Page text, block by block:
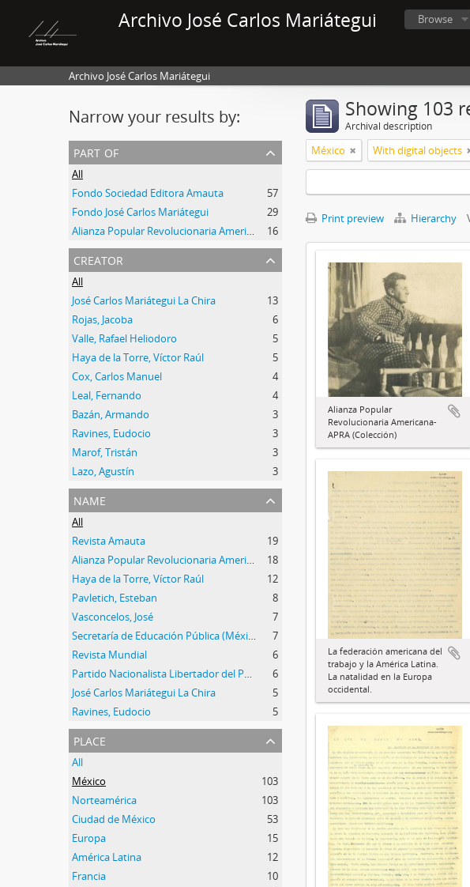
Archivo José Carlos Mariátegui Browse
Archivo José Carlos Mariátegui
Narrow your results by:
part of
All
Fondo Sociedad Editora Amauta
57
Fondo José Carlos Mariátegui
29
Alianza Popular Revolucionaria Americana-APRA (Colección)
16
creator
All
José Carlos Mariátegui La Chira
13
Rojas, Jacoba
6
Valle, Rafael Heliodoro
5
Haya de la Torre, Víctor Raúl
5
Cox, Carlos Manuel
4
Leal, Fernando
4
Bazán, Armando
3
Ravines, Eudocio
3
Marof, Tristán
3
Lazo, Agustín
3
name
All
Revista Amauta
19
Alianza Popular Revolucionaria Americana (APRA)
18
Haya de la Torre, Víctor Raúl
12
Pavletich, Esteban
8
Vasconcelos, José
7
Secretaría de Educación Pública (México)
7
Revista Mundial
6
Partido Nacionalista Libertador del Perú
6
José Carlos Mariátegui La Chira
5
Ravines, Eudocio
5
place
All
México
103
Norteamérica
103
Ciudad de México
53
Europa
15
América Latina
12
Francia
10
Showing 103
Archival description
México With digital objects
Print preview Hierarchy
Alianza Popular
Revolucionaria Americana-
APRA (Colección)
La federación americana del
trabajo y la América Latina.
La natalidad en la Europa
occidental.